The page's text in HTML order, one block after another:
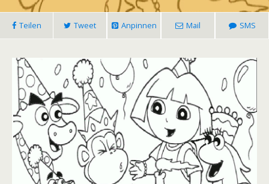
Teilen Tweet Anpinnen Mail SMS